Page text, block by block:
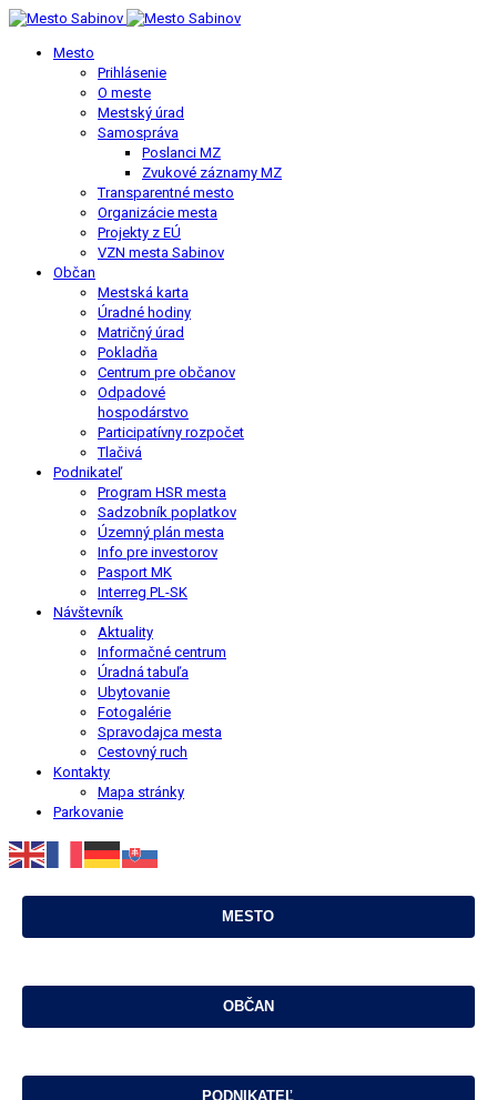
Mesto
Prihlásenie
O meste
Mestský úrad
Samospráva
Poslanci MZ
Zvukové záznamy MZ
Transparentné mesto
Organizácie mesta
Projekty z EÚ
VZN mesta Sabinov
Občan
Mestská karta
Úradné hodiny
Matričný úrad
Pokladňa
Centrum pre občanov
Odpadové
hospodárstvo
Participatívny rozpočet
Tlačivá
Podnikateľ
Program HSR mesta
Sadzobník poplatkov
Územný plán mesta
Info pre investorov
Pasport MK
Interreg PL-SK
Návštevník
Aktuality
Informačné centrum
Úradná tabuľa
Ubytovanie
Fotogalérie
Spravodajca mesta
Cestovný ruch
Kontakty
Mapa stránky
Parkovanie